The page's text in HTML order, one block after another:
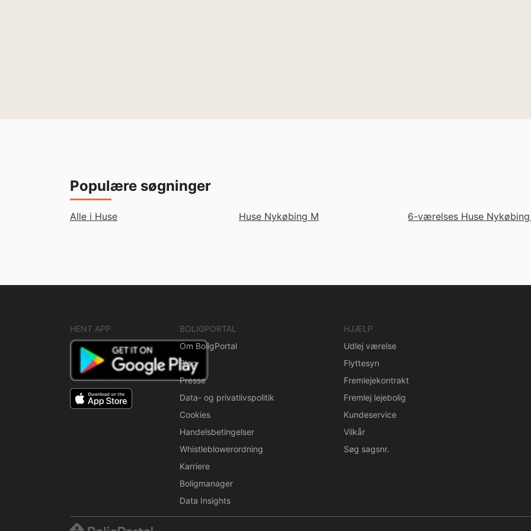
Populære søgninger
Alle i Huse Huse Nykøbing M 6-værelses Huse
HENT APP
BOLIGPORTAL
Om BoligPortal
Blog
Presse
Data- og privatlivspolitik
Cookies
Handelsbetingelser
Whistleblowerordning
Karriere
Boligmanager
Data Insights
HJÆLP
Udlej værelse
Flyttesyn
Fremlejekontrakt
Fremlej lejebolig
Kundeservice
Vilkår
Søg sagsnr.